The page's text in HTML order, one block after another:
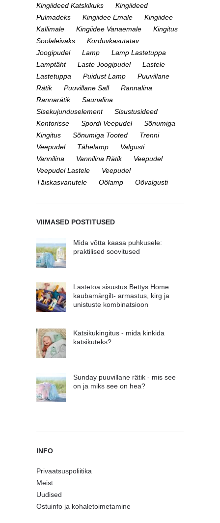
Kingiideed Katskikuks
Kingiideed
Pulmadeks
Kingiidee Emale
Kingiidee
Kallimale
Kingiidee Vanaemale
Kingitus
Soolaleivaks
Korduvkasutatav
Joogipudel
Lamp
Lamp Lastetuppa
Lamptäht
Laste Joogipudel
Lastele
Lastetuppa
Puidust Lamp
Puuvillane
Rätik
Puuvillane Sall
Rannalina
Rannarätik
Saunalina
Sisekujunduselement
Sisustusideed
Kontorisse
Spordi Veepudel
Sõnumiga
Kingitus
Sõnumiga Tooted
Trenni
Veepudel
Tähelamp
Valgusti
Vannilina
Vannilina Rätik
Veepudel
Veepudel Lastele
Veepudel
Täiskasvanutele
Öölamp Öövalgusti
VIIMASED POSTITUSED
Mida võtta kaasa puhkusele:
praktilised soovitused
Lastetoa sisustus Bettys Home
kaubamärgilt- armastus, kirg ja
unistuste kombinatsioon
Katsikukingitus - mida kinkida
katsikuteks?
Sunday puuvillane rätik - mis see
on ja miks see on hea?
INFO
Privaatsuspoliitika
Meist
Uudised
Ostuinfo ja kohaletoimetamine